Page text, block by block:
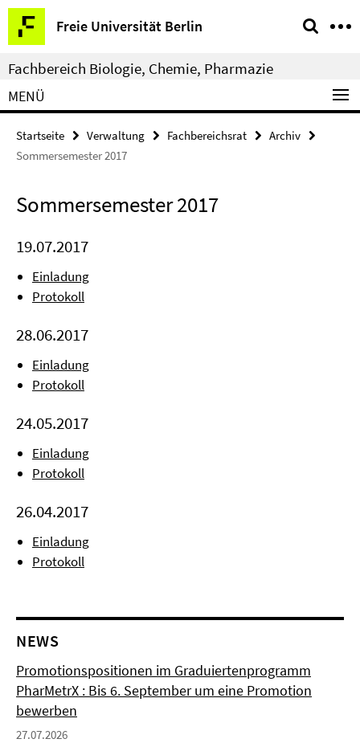
Springe
direkt
zu
Inhalt
Freie Universität Berlin
Service-
Navigation
Fachbereich Biologie, Chemie, Pharmazie
MENÜ
Startseite Verwaltung Fachbereichsrat
Archiv
Sommersemester 2017
Sommersemester 2017
19.07.2017
Einladung
Protokoll
28.06.2017
Einladung
Protokoll
24.05.2017
Einladung
Protokoll
26.04.2017
Einladung
Protokoll
NEWS
Promotionspositionen im Graduiertenprogramm
PharMetrX : Bis 6. September um eine Promotion
bewerben
27.07.2026